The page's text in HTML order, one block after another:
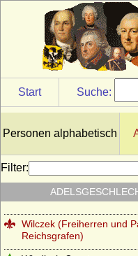
Start Suche:
Personen alphabetisch
Filter:
Wenckheim (Wenkheim),
Freiherren und Grafen
Westerholt (Westerholt-
Reichsfreiherren und
und W.-G.
Wettiner
Widmann, Grafen von
Sedlnitzky)
Wigeriche
Wilamowitz (von
Freiherren und Grafen)
Wilczek (Freiherren und
Reichsgrafen)